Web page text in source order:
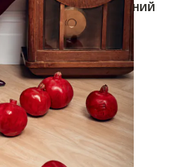
ДОБАВИТЬ В СПИСОК ЖЕЛАНИЙ